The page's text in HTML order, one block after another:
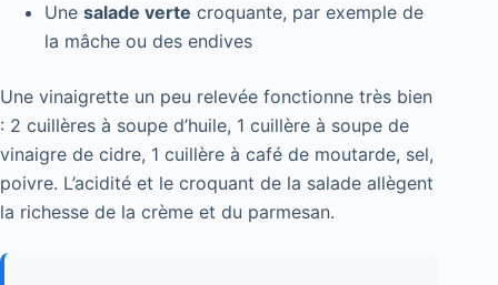
Une salade verte croquante, par exemple de
la mâche ou des endives
Une vinaigrette un peu relevée fonctionne très bien
: 2 cuillères à soupe d’huile, 1 cuillère à soupe de
vinaigre de cidre, 1 cuillère à café de moutarde, sel,
poivre. L’acidité et le croquant de la salade allègent
la richesse de la crème et du parmesan.